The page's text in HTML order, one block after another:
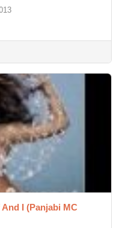
I (Panjabi MC